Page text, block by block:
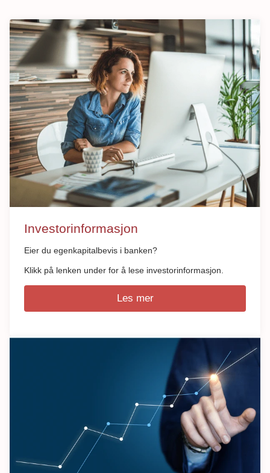
Investorinformasjon
Eier du egenkapitalbevis i banken?
Klikk på lenken under for å lese investorinformasjon.
Les mer